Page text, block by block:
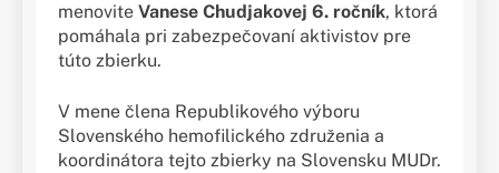
menovite Vanese Chudjakovej 6. ročník, ktorá
pomáhala pri zabezpečovaní aktivistov pre
túto zbierku.
V mene člena Republikového výboru
Slovenského hemofilického združenia a
koordinátora tejto zbierky na Slovensku MUDr.